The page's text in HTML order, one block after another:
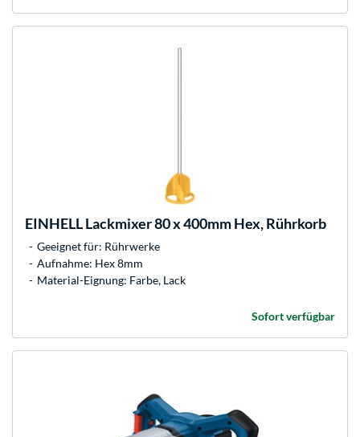
EINHELLLackmixer 80 x 400mm Hex, Rührkorb
Geeignet für: Rührwerke
Aufnahme: Hex 8mm
Material-Eignung: Farbe, Lack
Sofort verfügbar